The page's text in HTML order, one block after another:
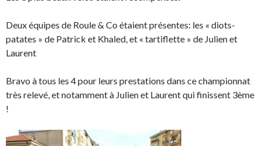
Deux équipes de Roule & Co étaient présentes: les « diots-
patates » de Patrick et Khaled, et « tartiflette » de Julien et
Laurent
Bravo à tous les 4 pour leurs prestations dans ce championnat
très relevé, et notamment à Julien et Laurent qui finissent 3ème
!